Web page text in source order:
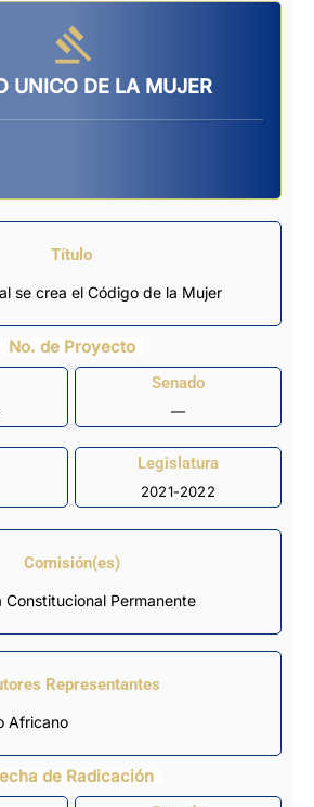
UNICO DE LA MUJER
Título
se crea el Código de la Mujer
No. de Proyecto
Senado
—
Legislatura
2021-2022
Comisión(es)
Constitucional Permanente
Representantes
Africano
de Radicación